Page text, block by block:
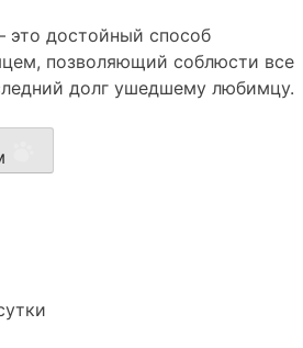
это достойный способ
позволяющий соблюсти все
долг ушедшему любимцу.